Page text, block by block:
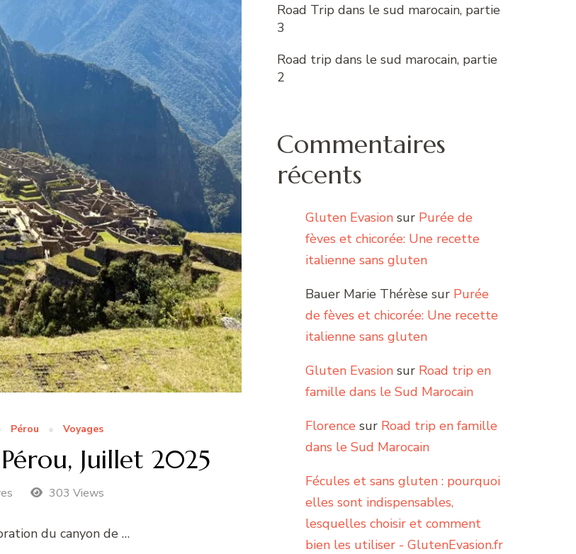
Pérou Voyages
Juillet 2025
303 Views
du canyon de …
Road Trip dans le sud marocain, partie
3
Road trip dans le sud marocain, partie
2
Commentaires
récents
Gluten Evasion sur Purée de
fèves et chicorée: Une recette
italienne sans gluten
Bauer Marie Thérèse sur Purée
de fèves et chicorée: Une recette
italienne sans gluten
Gluten Evasion sur Road trip en
famille dans le Sud Marocain
Florence sur Road trip en famille
dans le Sud Marocain
Fécules et sans gluten : pourquoi
elles sont indispensables,
lesquelles choisir et comment
bien les utiliser - GlutenEvasion.fr